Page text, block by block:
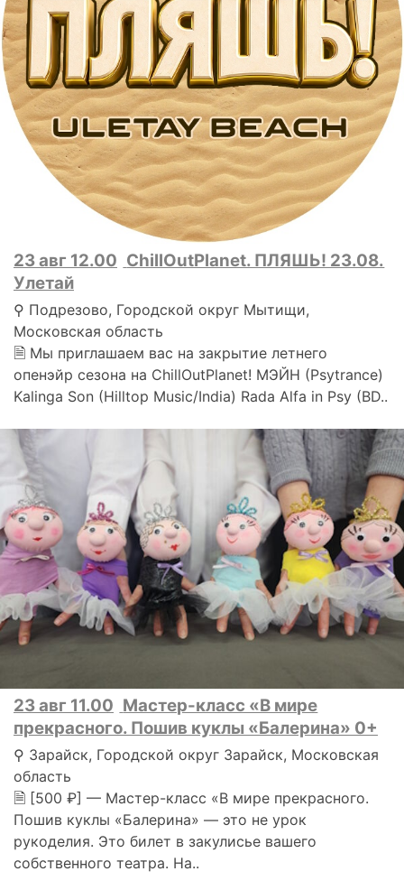
23 авг 12.00 ChillOutPlanet. ПЛЯШЬ! 23.08.
Улетай
⚲ Подрезово, Городской округ Мытищи,
Московская область
🗎 Мы приглашаем вас на закрытие летнего
опенэйр сезона на ChillOutPlanet! МЭЙН (Psytrance)
Kalinga Son (Hilltop Music/India) Rada Alfa in Psy (BD..
23 авг 11.00 Мастер-класс «В мире
прекрасного. Пошив куклы «Балерина» 0+
⚲ Зарайск, Городской округ Зарайск, Московская
область
🗎 [500 ₽] — Мастер-класс «В мире прекрасного.
Пошив куклы «Балерина» — это не урок
рукоделия. Это билет в закулисье вашего
собственного театра. На..